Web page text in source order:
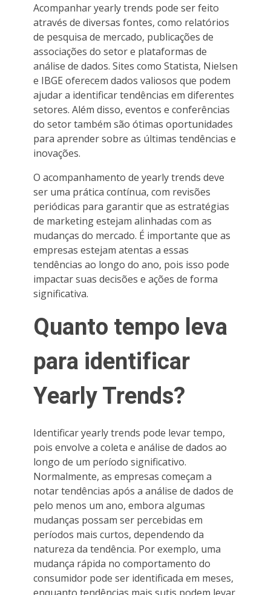
Acompanhar yearly trends pode ser feito
através de diversas fontes, como relatórios
de pesquisa de mercado, publicações de
associações do setor e plataformas de
análise de dados. Sites como Statista, Nielsen
e IBGE oferecem dados valiosos que podem
ajudar a identificar tendências em diferentes
setores. Além disso, eventos e conferências
do setor também são ótimas oportunidades
para aprender sobre as últimas tendências e
inovações.
O acompanhamento de yearly trends deve
ser uma prática contínua, com revisões
periódicas para garantir que as estratégias
de marketing estejam alinhadas com as
mudanças do mercado. É importante que as
empresas estejam atentas a essas
tendências ao longo do ano, pois isso pode
impactar suas decisões e ações de forma
significativa.
Quanto tempo leva
para identificar
Yearly Trends?
Identificar yearly trends pode levar tempo,
pois envolve a coleta e análise de dados ao
longo de um período significativo.
Normalmente, as empresas começam a
notar tendências após a análise de dados de
pelo menos um ano, embora algumas
mudanças possam ser percebidas em
períodos mais curtos, dependendo da
natureza da tendência. Por exemplo, uma
mudança rápida no comportamento do
consumidor pode ser identificada em meses,